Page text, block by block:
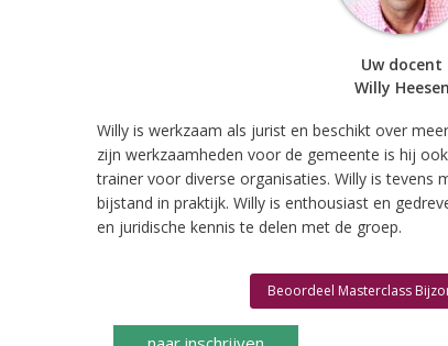
Uw docent
Willy Heesen
Willy is werkzaam als jurist en beschikt over
zijn werkzaamheden voor de gemeente is hij
trainer voor diverse organisaties. Willy is tevens
bijstand in praktijk. Willy is enthousiast en
en juridische kennis te delen met de groep.
Beoordeel Masterclass